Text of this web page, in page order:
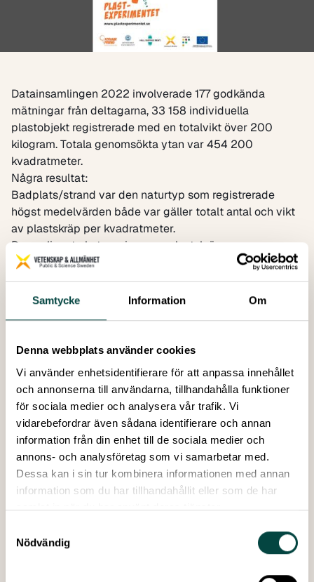
Samtycke Information Om
Denna webbplats använder cookies
Vi använder enhetsidentifierare för att anpassa innehållet
och annonserna till användarna, tillhandahålla funktioner
för sociala medier och analysera vår trafik. Vi
vidarebefordrar även sådana identifierare och annan
information från din enhet till de sociala medier och
annons- och analysföretag som vi samarbetar med.
Dessa kan i sin tur kombinera informationen med annan
information som du har tillhandahållit eller som de har
samlat in när du har använt deras tjänster.
Nödvändig
Datainsamlingen 2022 involverade 177 godkända
mätningar från deltagarna, 33 158 individuella
plastobjekt registrerade med en totalvikt över 200
kilogram. Totala genomsökta ytan var 454 200
kvadratmeter.
Några resultat:
Badplats/strand var den naturtyp som registrerade
högst medelvärden både var gäller totalt antal och vikt
av plastskräp per kvadratmeter.
De vanligaste kategorierna av plastskräp var:
25 % Cigarettfimpar
13 % Mjuka plastförpackningar
10 % Plastpåsar
nedskräpning gjordes också under 135 barn och
att viljan att inte skräpa ned i framtiden förstärks av två
saker:
Känslan att man inte bör skräpa ned
Åsikten att det är viktigt att inte skräpa ned
Läs mer på www.plastexperimentet.se
VA-rapport 2023:3
Larsson och Magnus Bergquist på Göteborgs
Håll Sverige Rent